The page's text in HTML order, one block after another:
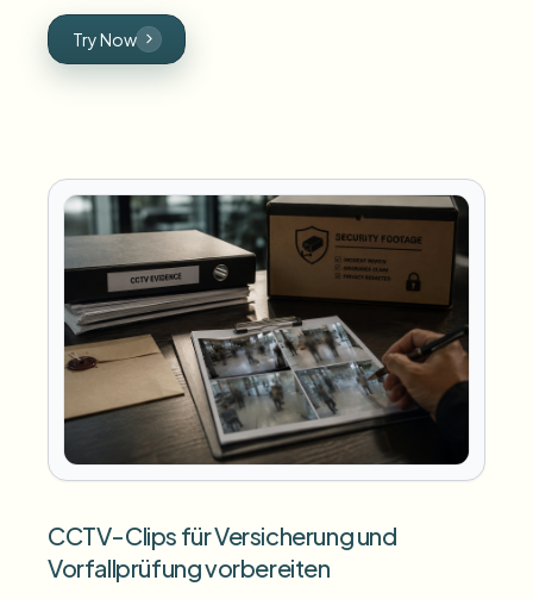
Try Now
CCTV-Clips für Versicherung und
Vorfallprüfung vorbereiten